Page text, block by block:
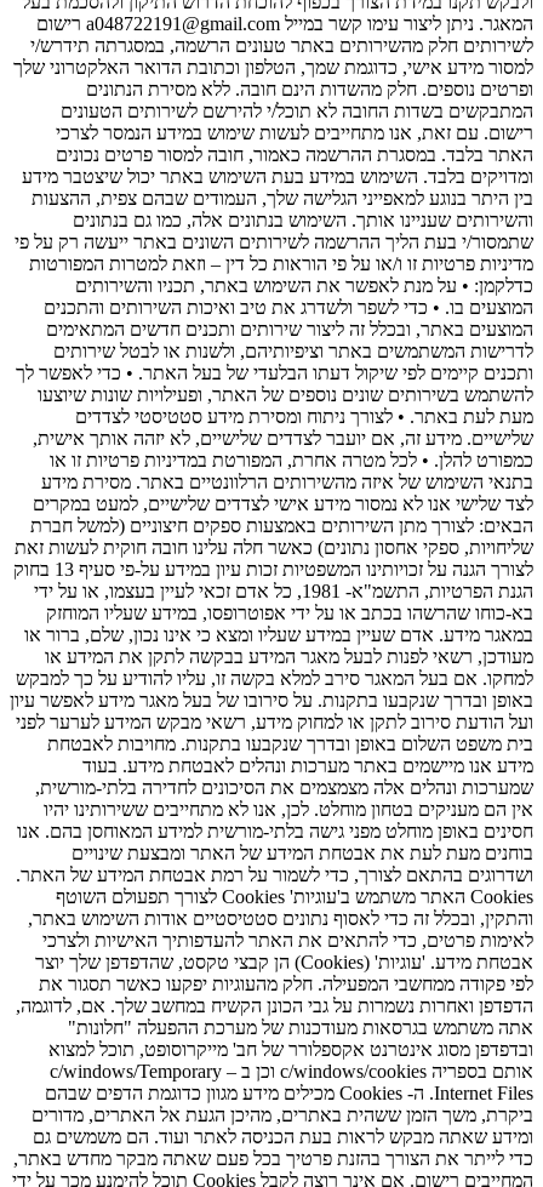
המאגר. ניתן ליצור עימו קשר במייל a048722191@gmail.com רישום
לשירותים חלק מהשירותים באתר טעונים הרשמה, במסגרתה תידרש/י
למסור מידע אישי, כדוגמת שמך, הטלפון וכתובת הדואר האלקטרוני שלך
ופרטים נוספים. חלק מהשדות הינם חובה. ללא מסירת הנתונים
המתבקשים בשדות החובה לא תוכל/י להירשם לשירותים הטעונים
רישום. עם זאת, אנו מתחייבים לעשות שימוש במידע הנמסר לצרכי
האתר בלבד. במסגרת ההרשמה כאמור, חובה למסור פרטים נכונים
ומדויקים בלבד. השימוש במידע בעת השימוש באתר יכול שיצטבר מידע
בין היתר בנוגע למאפייני הגלישה שלך, העמודים שבהם צפית, ההצעות
והשירותים שעניינו אותך. השימוש בנתונים אלה, כמו גם בנתונים
שתמסור/י בעת הליך ההרשמה לשירותים השונים באתר ייעשה רק על פי
מדיניות פרטיות זו ו/או על פי הוראות כל דין – וזאת למטרות המפורטות
כדלקמן: • על מנת לאפשר את השימוש באתר, תכניו והשירותים
המוצעים בו. • כדי לשפר ולשדרג את טיב ואיכות השירותים והתכנים
המוצעים באתר, ובכלל זה ליצור שירותים ותכנים חדשים המתאימים
לדרישות המשתמשים באתר וציפיותיהם, ולשנות או לבטל שירותים
ותכנים קיימים לפי שיקול דעתו הבלעדי של בעל האתר. • כדי לאפשר לך
להשתמש בשירותים שונים נוספים של האתר, ופעילויות שונות שיוצעו
מעת לעת באתר. • לצורך ניתוח ומסירת מידע סטטיסטי לצדדים
שלישיים. מידע זה, אם יועבר לצדדים שלישיים, לא יזהה אותך אישית,
כמפורט להלן. • לכל מטרה אחרת, המפורטת במדיניות פרטיות זו או
בתנאי השימוש של איזה מהשירותים הרלוונטיים באתר. מסירת מידע
לצד שלישי אנו לא נמסור מידע אישי לצדדים שלישיים, למעט במקרים
הבאים: לצורך מתן השירותים באמצעות ספקים חיצוניים (למשל חברת
שליחויות, ספקי אחסון נתונים) כאשר חלה עלינו חובה חוקית לעשות זאת
לצורך הגנה על זכויותינו המשפטיות זכות עיון במידע על-פי סעיף 13 בחוק
הגנת הפרטיות, התשמ"א- 1981, כל אדם זכאי לעיין בעצמו, או על ידי
בא-כוחו שהרשהו בכתב או על ידי אפוטרופסו, במידע שעליו המוחזק
במאגר מידע. אדם שעיין במידע שעליו ומצא כי אינו נכון, שלם, ברור או
מעודכן, רשאי לפנות לבעל מאגר המידע בבקשה לתקן את המידע או
למחקו. אם בעל המאגר סירב למלא בקשה זו, עליו להודיע על כך למבקש
באופן ובדרך שנקבעו בתקנות. על סירובו של בעל מאגר מידע לאפשר עיון
ועל הודעת סירוב לתקן או למחוק מידע, רשאי מבקש המידע לערער לפני
בית משפט השלום באופן ובדרך שנקבעו בתקנות. מחויבות לאבטחת
מידע אנו מיישמים באתר מערכות ונהלים לאבטחת מידע. בעוד
שמערכות ונהלים אלה מצמצמים את הסיכונים לחדירה בלתי-מורשית,
אין הם מעניקים בטחון מוחלט. לכן, אנו לא מתחייבים ששירותינו יהיו
חסינים באופן מוחלט מפני גישה בלתי-מורשית למידע המאוחסן בהם. אנו
בוחנים מעת לעת את אבטחת המידע של האתר ומבצעת שינויים
ושדרוגים בהתאם לצורך, כדי לשמור על רמת אבטחת המידע של האתר.
Cookies האתר משתמש ב'עוגיות' Cookies לצורך תפעולם השוטף
והתקין, ובכלל זה כדי לאסוף נתונים סטטיסטיים אודות השימוש באתר,
לאימות פרטים, כדי להתאים את האתר להעדפותיך האישיות ולצרכי
אבטחת מידע. 'עוגיות' (Cookies) הן קבצי טקסט, שהדפדפן שלך יוצר
לפי פקודה ממחשבי המפעילה. חלק מהעוגיות יפקעו כאשר תסגור את
הדפדפן ואחרות נשמרות על גבי הכונן הקשיח במחשב שלך. אם, לדוגמה,
אתה משתמש בגרסאות מעודכנות של מערכת ההפעלה "חלונות"
ובדפדפן מסוג אינטרנט אקספלורר של חב' מייקרוסופט, תוכל למצוא
אותם בספריה c/windows/cookies וכן ב – c/windows/Temporary
Internet Files. ה- Cookies מכילים מידע מגוון כדוגמת הדפים שבהם
ביקרת, משך הזמן ששהית באתרים, מהיכן הגעת אל האתרים, מדורים
ומידע שאתה מבקש לראות בעת הכניסה לאתר ועוד. הם משמשים גם
כדי לייתר את הצורך בהזנת פרטיך בכל פעם שאתה מבקר מחדש באתר,
המחייבים רישום. אם אינך רוצה לקבל Cookies תוכל להימנע מכך על ידי